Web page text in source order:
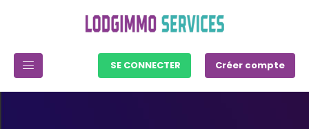
SE CONNECTER Créer compte